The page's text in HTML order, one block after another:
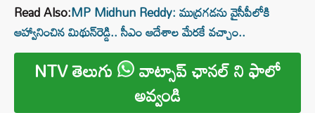
Read Also:MP Midhun Reddy: ముద్రగడను వైసీపీలోకి
ఆహ్వానించిన మిథున్‌రెడ్డి.. సీఎం ఆదేశాల మేరకే వచ్చాం..
NTV తెలుగు వాట్సాప్ ఛానల్ ని ఫాలో
అవ్వండి